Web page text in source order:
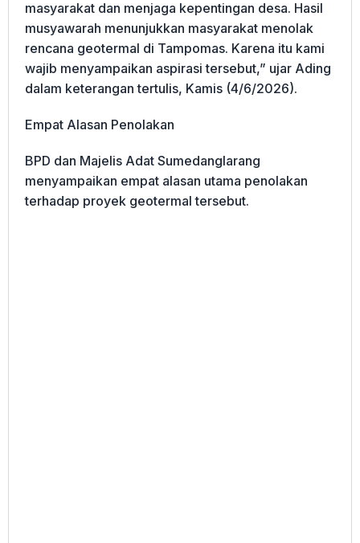
masyarakat dan menjaga kepentingan desa. Hasil
musyawarah menunjukkan masyarakat menolak
rencana geotermal di Tampomas. Karena itu kami
wajib menyampaikan aspirasi tersebut,” ujar Ading
dalam keterangan tertulis, Kamis (4/6/2026).
Empat Alasan Penolakan
BPD dan Majelis Adat Sumedanglarang
menyampaikan empat alasan utama penolakan
terhadap proyek geotermal tersebut.